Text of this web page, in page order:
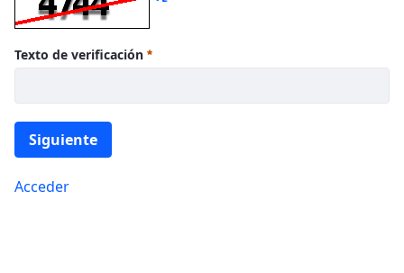
Texto de verificación
Siguiente
Acceder